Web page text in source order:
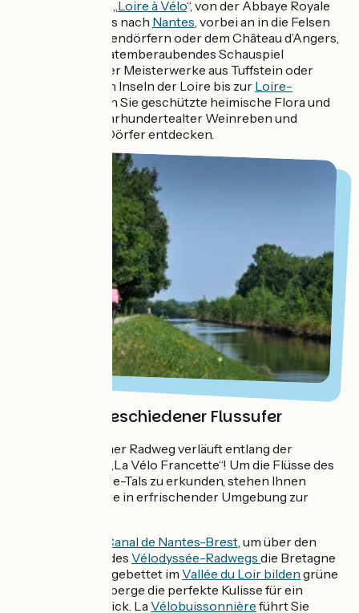
Auf dem Radweg „Loire à Vélo“, von der Abbaye Royale
de Fontevraud bis nach Nantes, vorbei an in die Felsen
gehauenen Höhlendörfern oder dem Château d’Angers,
erwartet Sie ein atemberaubendes Schauspiel
architektonischer Meisterwerke aus Tuffstein oder
Schiefer. Von den Inseln der Loire bis zur Loire-
können Sie geschützte heimische Flora und
Fauna, Reihen jahrhundertealter Weinreben und
wunderschöne Dörfer entdecken.
Entlang abgeschiedener Flussufer
Quizfrage: Welcher Radweg verläuft entlang der
Mayenne? Es ist „La Vélo Francette“! Um die Flüsse des
atlantischen Loire-Tals zu erkunden, stehen Ihnen
spezielle Radwege in erfrischender Umgebung zur
Canal de Nantes-Brest, um über den
Norden entlang des Vélodyssée-Radwegs die Bretagne
zu erreichen. Eingebettet im Vallée du Loir bilden grüne
Oasen und Weinberge die perfekte Kulisse für ein
köstliches Picknick. LaVélobuissonnière führt Sie